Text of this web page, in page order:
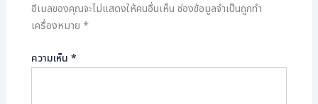
อีเมลของคุณจะไม่แสดงให้คนอื่นเห็น ช่องข้อมูลจำเป็นถูกทำ
เครื่องหมาย*
ความเห็น*